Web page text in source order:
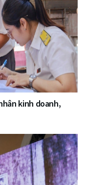
kinh doanh,